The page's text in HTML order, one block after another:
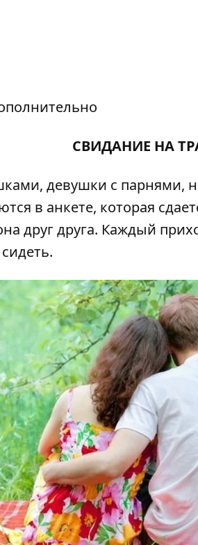
СВИДАНИЕ НА
девушки с парнями,
в анкете, которая
друг друга. Каждый